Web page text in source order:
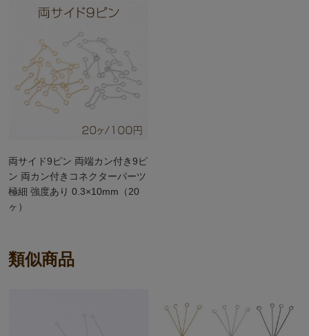
両サイド9ピン 両端カン付き9ピ
ン 両カン付きコネクターパーツ
極細 強度あり 0.3×10mm（20
ヶ）
類似商品